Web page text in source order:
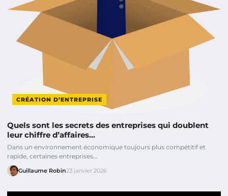
CRÉATION D’ENTREPRISE
Quels sont les secrets des entreprises qui doublent
leur chiffre d’affaires…
Dans un environnement économique toujours plus compétitif et
rapide, certaines entreprises…
Guillaume Robin23 janvier 2026